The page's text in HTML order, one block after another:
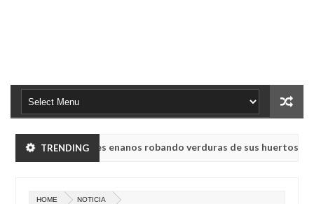
TRENDING
a humanoides enanos robando verduras de sus huertos.
HOME NOTICIA